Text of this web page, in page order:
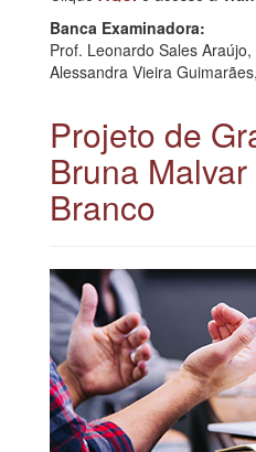
Banca Examinadora:
Prof. Leonardo Sales Araújo,
Alessandra Vieira
Projeto de
Bruna
Branco